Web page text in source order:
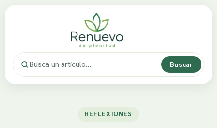
Buscar
REFLEXIONES